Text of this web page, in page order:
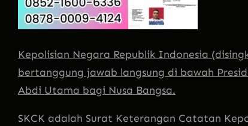
Kepolisian Negara Republik Indonesia
bertanggung jawab langsung di bawah
Abdi Utama bagi Nusa Bangsa.
SKCK adalah Surat Keterangan Catatan